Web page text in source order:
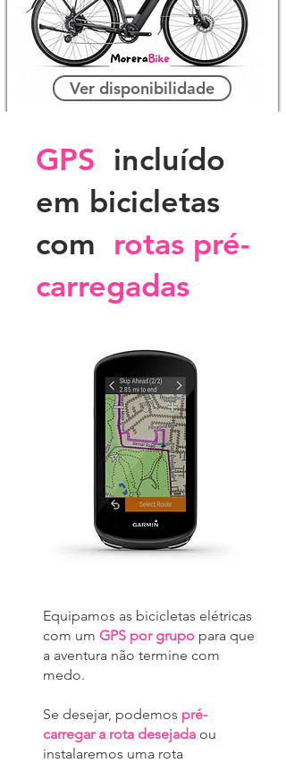
Ver disponibilidade
GPS incluído
em bicicletas
com rotas pré-
carregadas
Equipamos as bicicletas elétricas
com um GPS por grupo para que
a aventura não termine com
medo.
Se desejar, podemos pré-
carregar a rota desejada ou
instalaremos uma rota